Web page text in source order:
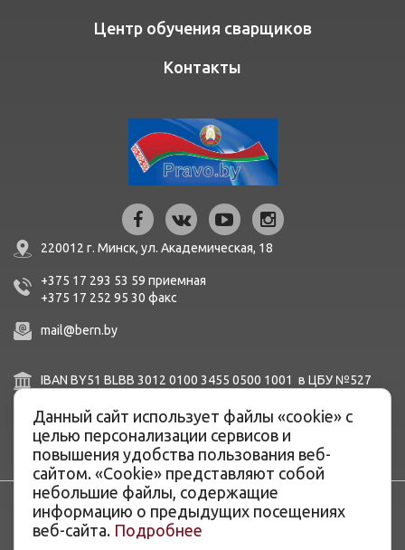
Центр обучения сварщиков
Контакты
220012 г. Минск, ул. Академическая, 18
+375 17 293 53 59 приемная
+375 17 252 95 30 факc
mail@bern.by
IBAN BY51 BLBB 3012 0100 3455 0500 1001 в ЦБУ №527
8Н,
BIC BLBBBY2X
Данный сайт использует файлы «cookie» с
целью персонализации сервисов и
повышения удобства пользования веб-
сайтом. «Cookie» представляют собой
небольшие файлы, содержащие
информацию о предыдущих посещениях
веб-сайта. Подробнее